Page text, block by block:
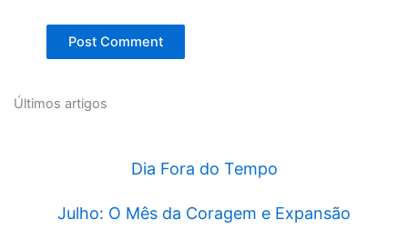
Últimos artigos
Dia Fora do Tempo
Julho: O Mês da Coragem e Expansão